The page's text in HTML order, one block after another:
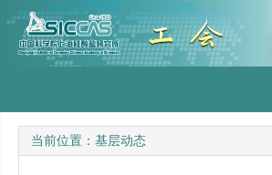
当前位置： 基层动态